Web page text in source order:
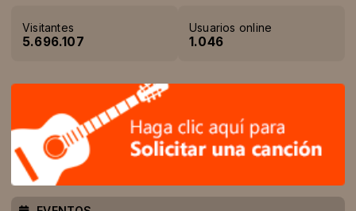
Visitantes
5.696.107
Usuarios online
1.046